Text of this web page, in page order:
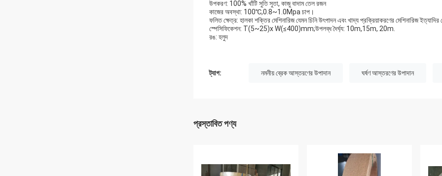
উপকরণ: 100% খাঁটি সুতি সুতা, কাজু বাদাম তেল রজন
কাজের অবস্থা: 100℃,0.8~1.0Mpa চাপ।
ফলিত ক্ষেত্র: হালকা শক্তির মেশিনারিজ যেমন চিনি উৎপাদন এবং খাদ্য প্রক্রিয়াকরণের মেশিনারিজ
স্পেসিফিকেশন: T(5~25)x W(≤400)mm;উপলব্ধ দৈর্ঘ্য: 10m,15m, 20m.
রঙ: হলুদ
ট্যাগ: নমনীয় ব্রেক আস্তরণের উপাদান ঘর্ষণ আস্তরণের উপাদান
প্রস্তাবিত পণ্য